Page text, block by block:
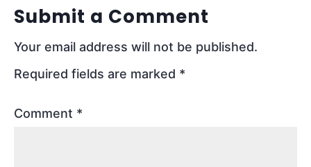
Submit a Comment
Your email address will not be published.
Required fields are marked *
Comment *